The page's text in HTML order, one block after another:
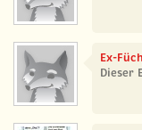
Ex-
Dieser